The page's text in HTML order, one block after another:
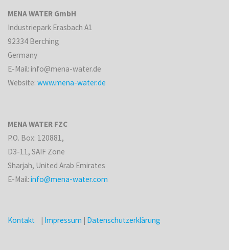
MENA WATER GmbH
Industriepark Erasbach A1
92334 Berching
Germany
E-Mail: info@mena-water.de
Website:www.mena-water.de
MENA WATER FZC
P.O. Box: 120881,
D3-11, SAIF Zone
Sharjah, United Arab Emirates
E-Mail:info@mena-water.com
Kontakt Impressum Datenschutzerklärung